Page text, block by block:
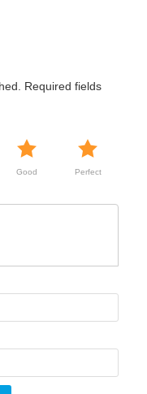
Required fields
Good Perfect